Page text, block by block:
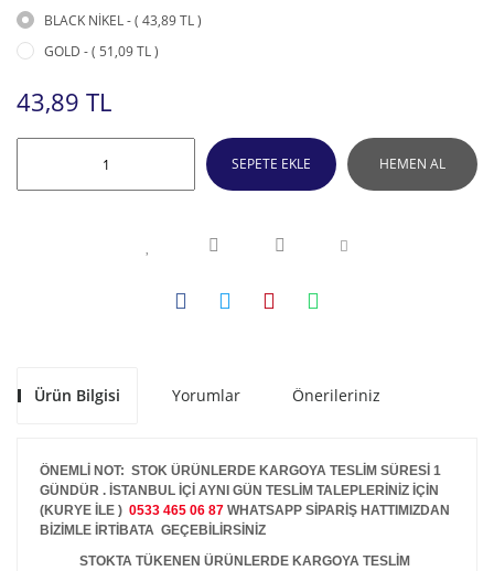
BLACK NİKEL - ( 43,89 TL )
GOLD - ( 51,09 TL )
43,89 TL
SEPETE EKLE HEMEN AL
Ürün Bilgisi Yorumlar Önerileriniz
ÖNEMLİ NOT: STOK ÜRÜNLERDE KARGOYA TESLİM SÜRESİ 1
GÜNDÜR . İSTANBUL İÇİ AYNI GÜN TESLİM TALEPLERİNİZ İÇİN
(KURYE İLE ) 0533 465 06 87 WHATSAPP SİPARİŞ HATTIMIZDAN
BİZİMLE İRTİBATA GEÇEBİLİRSİNİZ
STOKTA TÜKENEN ÜRÜNLERDE KARGOYA TESLİM